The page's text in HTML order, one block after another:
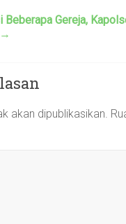
Beberapa Gereja,
→
akan dipublikasikan.